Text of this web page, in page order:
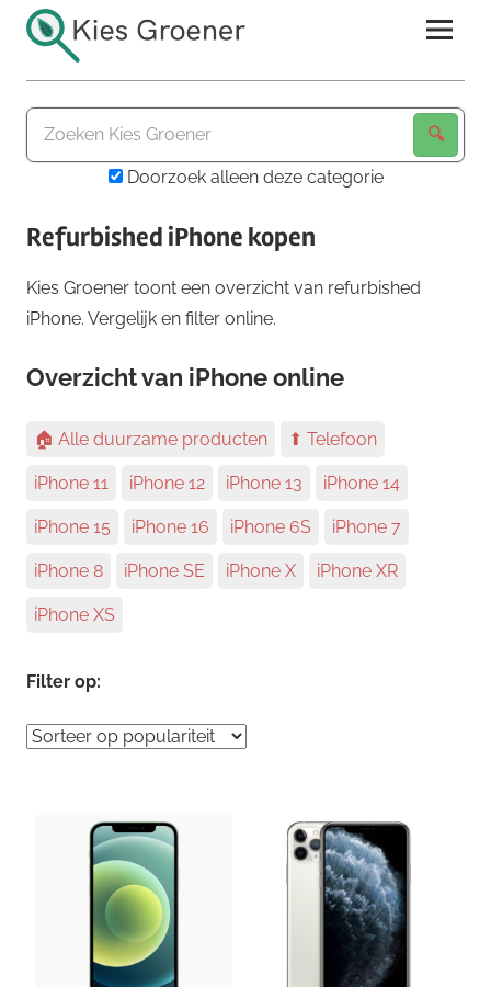
naar
inhoudKies
GroenerDoorzoek alleen deze categorie
Refurbished iPhone kopen
Kies Groener toont een overzicht van refurbished
iPhone. Vergelijk en filter online.
Overzicht van iPhone online
🏠 Alle duurzame producten ⬆ Telefoon
iPhone 11 iPhone 12 iPhone 13 iPhone 14
iPhone 15 iPhone 16 iPhone 6S iPhone 7
iPhone 8 iPhone SE iPhone X iPhone XR
iPhone XS
Filter op: